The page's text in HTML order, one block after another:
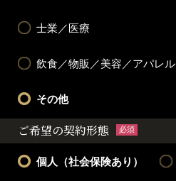
士業／医療
飲食／物販／美容／アパレル
その他
ご希望の契約形態 必須
個人（社会保険あり）